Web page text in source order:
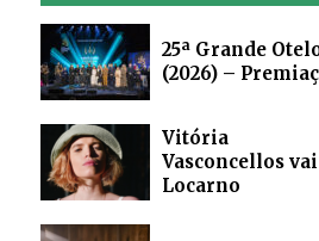
25ª Grande
(2026) –
Vitória
Vasconcellos
Locarno